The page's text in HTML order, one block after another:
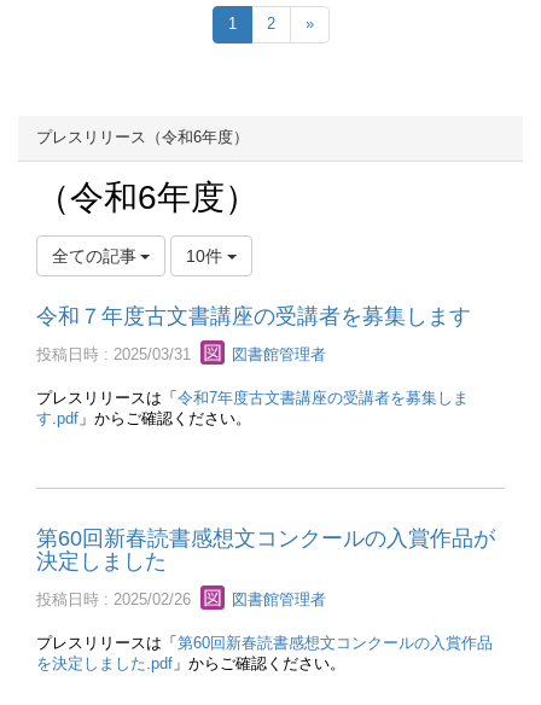
1 2 »
プレスリリース（令和6年度）
（令和6年度）
全ての記事 10件
令和７年度古文書講座の受講者を募集します
投稿日時 : 2025/03/31 図書館管理者
プレスリリースは「 令和7年度古文書講座の受講者を募集しま
す.pdf 」からご確認ください。
第60回新春読書感想文コンクールの入賞作品が
決定しました
投稿日時 : 2025/02/26 図書館管理者
プレスリリースは「 第60回新春読書感想文コンクールの入賞作品
を決定しました.pdf 」からご確認ください。